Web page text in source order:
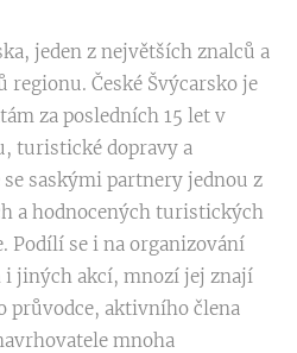
jeden z největších znalců a
regionu. České Švýcarsko je
za posledních 15 let v
turistické dopravy a
saskými partnery jednou z
a hodnocených turistických
Podílí se i na organizování
i jiných akcí, mnozí jej znají
průvodce, aktivního člena
mnoha